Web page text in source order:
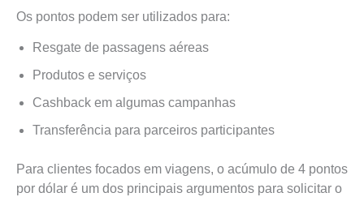
Os pontos podem ser utilizados para:
Resgate de passagens aéreas
Produtos e serviços
Cashback em algumas campanhas
Transferência para parceiros participantes
Para clientes focados em viagens, o acúmulo de 4 pontos
por dólar é um dos principais argumentos para solicitar o